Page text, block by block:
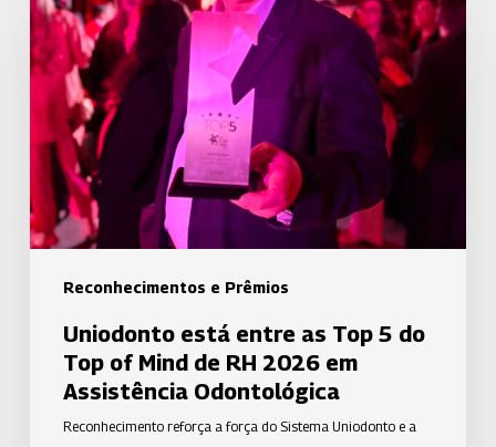
Reconhecimentos e Prêmios
entre
as
Top
do
Top
of
Mind
2026
Assistência
Odontológica
Uniodonto está entre as Top 5 do
Top of Mind de RH 2026 em
Assistência Odontológica
Reconhecimento reforça a força do Sistema Uniodonto e a